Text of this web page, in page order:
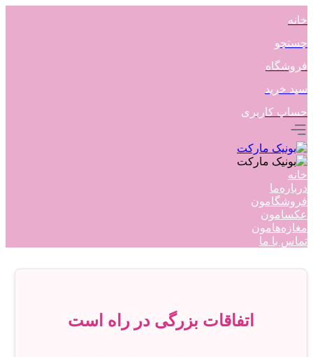
خانه
جستجو
فروشگاه
سبد خرید
حساب کاربری
خانه
درباره‌ما
فروشگامون
عکسامون
مغازه‌هامون
تماس با ما
اتفاقات بزرگی در راه است